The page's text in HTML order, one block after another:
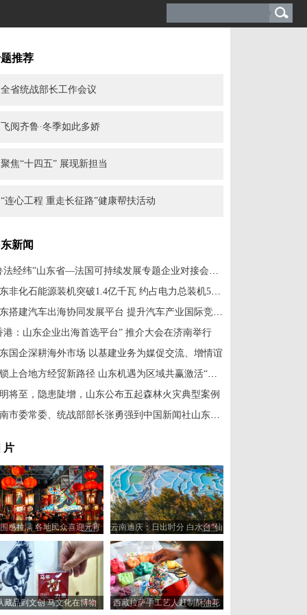
推荐
全省统战部长工作会议
飞阅齐鲁·冬季如此多娇
聚焦“十四五” 展现新担当
“连心工程 重走长征路”健康帮扶活动
新闻
“鲁法经纬”山东省—法国可持续发展专题企业对接会在济南举行
山东非化石能源装机突破1.4亿千瓦 约占电力总装机55%
山东搭建汽车出海协同发展平台 提升汽车产业国际竞争力
港：山东企业出海首选平台” 推介大会在济南举行
国企深耕海外市场 以基建业务为媒促交流、增情谊
解锁上合地方经贸新路径 山东机遇为区域共赢激活“新引擎”
将至，隐患陡增，山东公布五起森林火灾典型案例
济南市委常委、统战部部长张勇强到中国新闻社山东分社走访调研
片
感拉满 各地民众喜迎元宵
佳节
云南迪庆：日出时分 白水台“仙
人遗田”染金边
藏品到文创 马文化在博物
西藏拉萨手工艺人赶制酥油花